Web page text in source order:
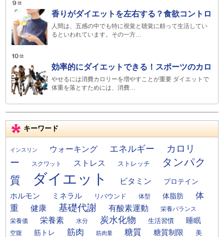
香りがダイエットを左右する？食欲コントロ
人間は、五感の中でも特に視覚と聴覚に頼って生活してい
るといわれています。その一方…
効率的にダイエットできる！スポーツのカロ
やせるには消費カロリーを増やすことが重要 ダイエットで
体重を落とすためには、消費…
キーワード
インスリン ウォーキング エネルギー
カロリ
ー
スクワット ストレス ストレッチ
タンパク
質
ダイエット ビタミン
プロテイン
ホルモン
ミネラル リバウンド 体型 体脂肪
体
重
健康 基礎代謝 有酸素運動 栄養バランス
栄養価 栄養素 水分 炭水化物 生活習慣 睡眠
空腹 筋トレ 筋肉 筋肉量 糖質 糖質制限
美